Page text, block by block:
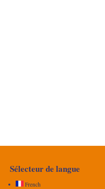
Sélecteur de langue
French